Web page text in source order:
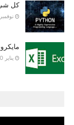
كل شئ
نوفمبر 23, 2021
يناير 10, 2022